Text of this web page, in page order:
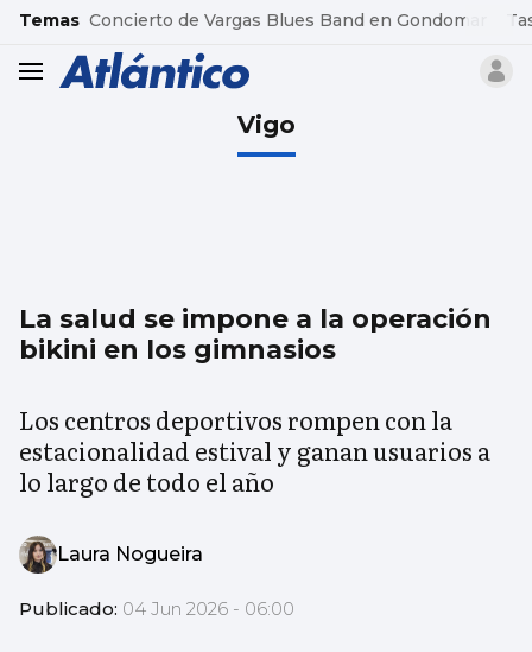
common.go-to-content
Temas Concierto de Vargas Blues Band en Gondomar
header.menu.open
Vigo
La salud se impone a la operación
bikini en los gimnasios
Los centros deportivos rompen con la
estacionalidad estival y ganan usuarios a
lo largo de todo el año
Laura Nogueira
Publicado: 04 Jun 2026 - 06:00